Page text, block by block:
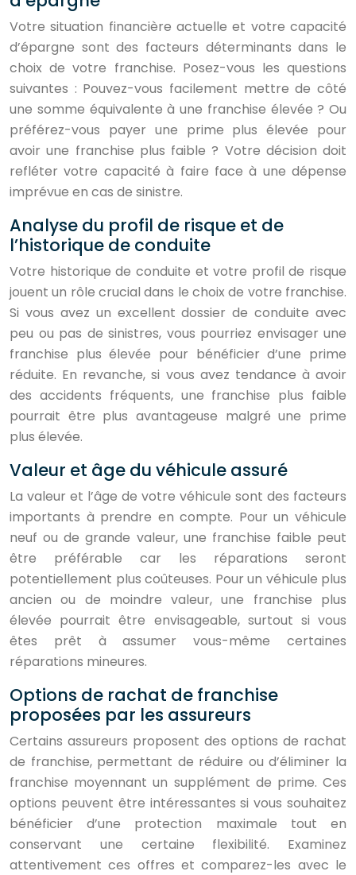
Votre situation financière actuelle et votre capacité
d’épargne sont des facteurs déterminants dans le
choix de votre franchise. Posez-vous les questions
suivantes : Pouvez-vous facilement mettre de côté
une somme équivalente à une franchise élevée ? Ou
préférez-vous payer une prime plus élevée pour
avoir une franchise plus faible ? Votre décision doit
refléter votre capacité à faire face à une dépense
imprévue en cas de sinistre.
Analyse du profil de risque et de
l’historique de conduite
Votre historique de conduite et votre profil de risque
jouent un rôle crucial dans le choix de votre franchise.
Si vous avez un excellent dossier de conduite avec
peu ou pas de sinistres, vous pourriez envisager une
franchise plus élevée pour bénéficier d’une prime
réduite. En revanche, si vous avez tendance à avoir
des accidents fréquents, une franchise plus faible
pourrait être plus avantageuse malgré une prime
plus élevée.
Valeur et âge du véhicule assuré
La valeur et l’âge de votre véhicule sont des facteurs
importants à prendre en compte. Pour un véhicule
neuf ou de grande valeur, une franchise faible peut
être préférable car les réparations seront
potentiellement plus coûteuses. Pour un véhicule plus
ancien ou de moindre valeur, une franchise plus
élevée pourrait être envisageable, surtout si vous
êtes prêt à assumer vous-même certaines
réparations mineures.
Options de rachat de franchise
proposées par les assureurs
Certains assureurs proposent des options de rachat
de franchise, permettant de réduire ou d’éliminer la
franchise moyennant un supplément de prime. Ces
options peuvent être intéressantes si vous souhaitez
bénéficier d’une protection maximale tout en
conservant une certaine flexibilité. Examinez
attentivement ces offres et comparez-les avec le